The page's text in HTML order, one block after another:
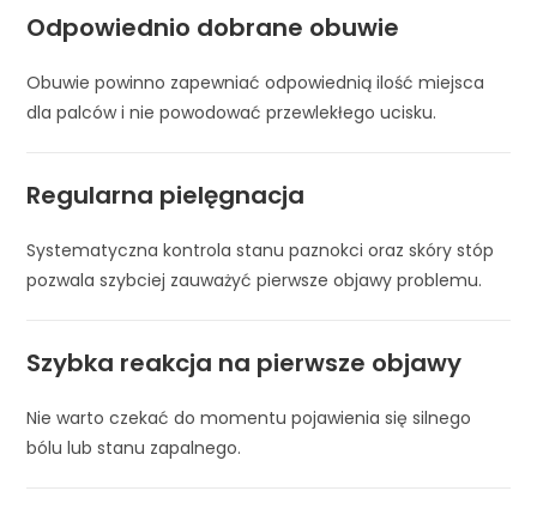
Odpowiednio dobrane obuwie
Obuwie powinno zapewniać odpowiednią ilość miejsca
dla palców i nie powodować przewlekłego ucisku.
Regularna pielęgnacja
Systematyczna kontrola stanu paznokci oraz skóry stóp
pozwala szybciej zauważyć pierwsze objawy problemu.
Szybka reakcja na pierwsze objawy
Nie warto czekać do momentu pojawienia się silnego
bólu lub stanu zapalnego.